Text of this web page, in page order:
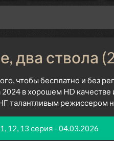
два ствола
чтобы бесплатно и без
в хорошем HD качестве
талантливым режиссером
12, 13 серия - 04.03.2026